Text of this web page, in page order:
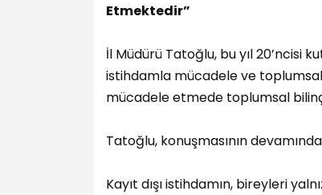
Etmektedir”
İl Müdürü Tatoğlu, bu yıl 20’ncisi
istihdamla mücadele ve
mücadele etmede toplumsal
Tatoğlu, konuşmasının
Kayıt dışı istihdamın, bireyleri